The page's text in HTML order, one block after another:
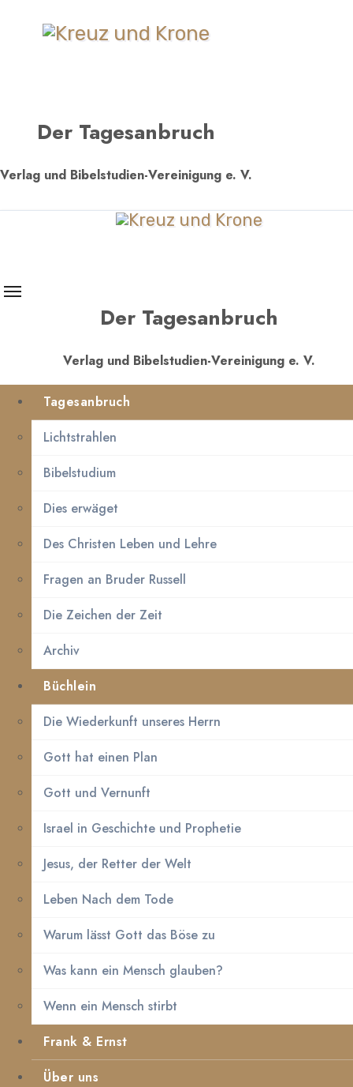
Der Tagesanbruch
Verlag und Bibelstudien-Vereinigung e. V.
Der Tagesanbruch
Verlag und Bibelstudien-Vereinigung e. V.
Tagesanbruch
Lichtstrahlen
Bibelstudium
Dies erwäget
Des Christen Leben und Lehre
Fragen an Bruder Russell
Die Zeichen der Zeit
Archiv
Büchlein
Die Wiederkunft unseres Herrn
Gott hat einen Plan
Gott und Vernunft
Israel in Geschichte und Prophetie
Jesus, der Retter der Welt
Leben Nach dem Tode
Warum lässt Gott das Böse zu
Was kann ein Mensch glauben?
Wenn ein Mensch stirbt
Frank & Ernst
Über uns